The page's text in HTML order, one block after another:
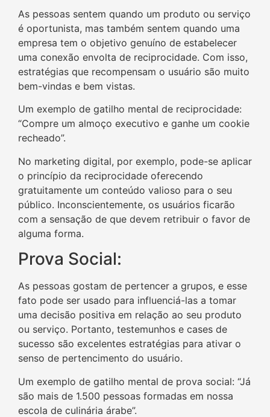
As pessoas sentem quando um produto ou serviço
é oportunista, mas também sentem quando uma
empresa tem o objetivo genuíno de estabelecer
uma conexão envolta de reciprocidade. Com isso,
estratégias que recompensam o usuário são muito
bem-vindas e bem vistas.
Um exemplo de gatilho mental de reciprocidade:
“Compre um almoço executivo e ganhe um cookie
recheado”.
No marketing digital, por exemplo, pode-se aplicar
o princípio da reciprocidade oferecendo
gratuitamente um conteúdo valioso para o seu
público. Inconscientemente, os usuários ficarão
com a sensação de que devem retribuir o favor de
alguma forma.
Prova Social:
As pessoas gostam de pertencer a grupos, e esse
fato pode ser usado para influenciá-las a tomar
uma decisão positiva em relação ao seu produto
ou serviço. Portanto, testemunhos e cases de
sucesso são excelentes estratégias para ativar o
senso de pertencimento do usuário.
Um exemplo de gatilho mental de prova social: “Já
são mais de 1.500 pessoas formadas em nossa
escola de culinária árabe”.